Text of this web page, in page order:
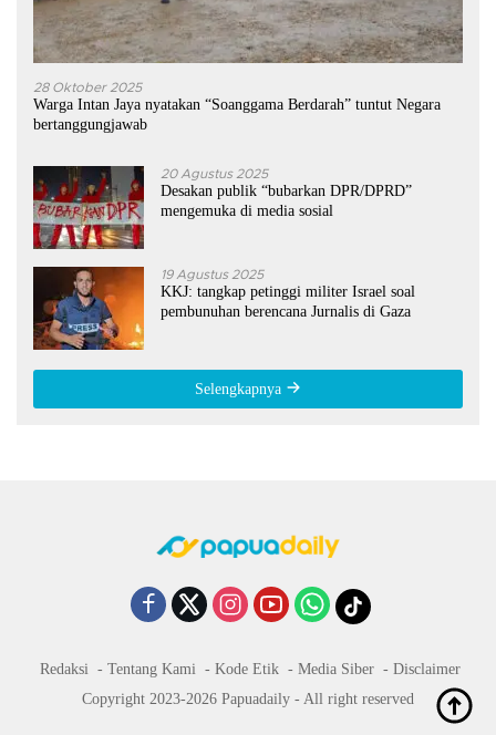
28 Oktober 2025
Warga Intan Jaya nyatakan “Soanggama Berdarah” tuntut Negara
bertanggungjawab
20 Agustus 2025
Desakan publik “bubarkan DPR/DPRD”
mengemuka di media sosial
19 Agustus 2025
KKJ: tangkap petinggi militer Israel soal
pembunuhan berencana Jurnalis di Gaza
Selengkapnya
Redaksi Tentang Kami Kode Etik Media Siber
Disclaimer
Copyright 2023-2026 Papuadaily - All right reserved